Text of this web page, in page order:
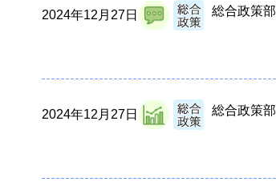
2024年12月27日 総合政策部
2024年12月27日 総合政策部